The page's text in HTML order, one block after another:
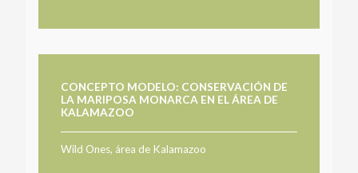
CONCEPTO MODELO: CONSERVACIÓN DE
LA MARIPOSA MONARCA EN EL ÁREA DE
KALAMAZOO
Wild Ones, área de Kalamazoo